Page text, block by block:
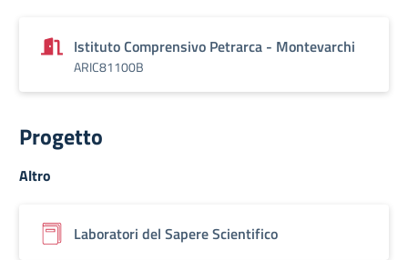
Istituto Comprensivo Petrarca - Montevarchi
ARIC81100B
Progetto
Altro
Laboratori del Sapere Scientifico